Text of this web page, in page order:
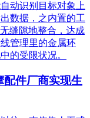
动识别目标对象上
数据，之内置的工
缝隙地整合，达成
管理里的金属环
的受限状况。
件厂商实现生